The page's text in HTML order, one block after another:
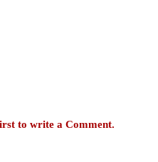
to write a Comment.